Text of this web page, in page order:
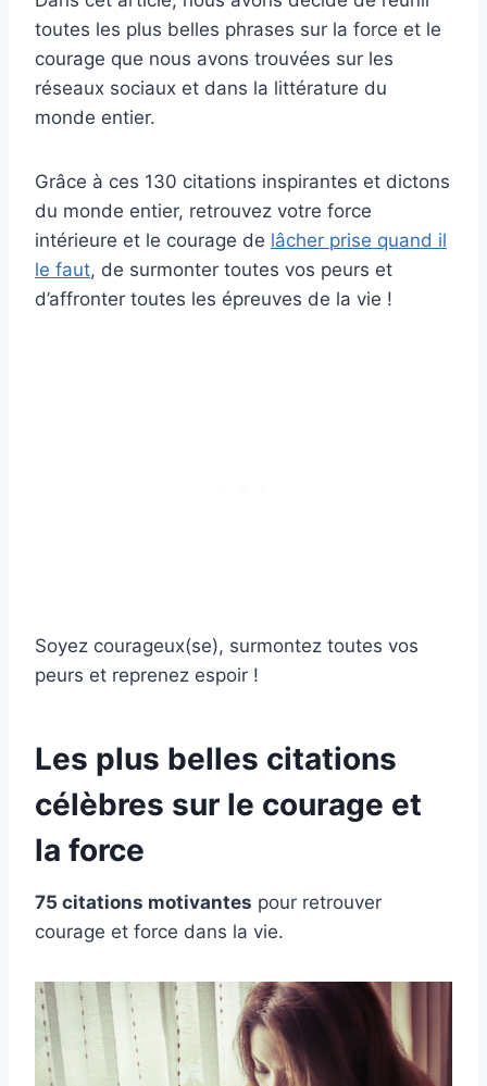
toutes les plus belles phrases sur la force et le
courage que nous avons trouvées sur les
réseaux sociaux et dans la littérature du
monde entier.
Grâce à ces 130 citations inspirantes et dictons
du monde entier, retrouvez votre force
intérieure et le courage de lâcher prise quand il
le faut, de surmonter toutes vos peurs et
d’affronter toutes les épreuves de la vie !
Soyez courageux(se), surmontez toutes vos
peurs et reprenez espoir !
Les plus belles citations
célèbres sur le courage et
la force
75 citations motivantes pour retrouver
courage et force dans la vie.